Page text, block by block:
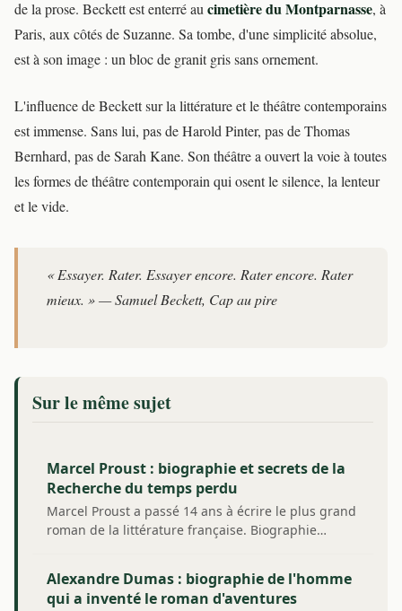
de la prose. Beckett est enterré aucimetière du Montparnasse, à
Paris, aux côtés de Suzanne. Sa tombe, d'une simplicité absolue,
est à son image : un bloc de granit gris sans ornement.
L'influence de Beckett sur la littérature et le théâtre contemporains
est immense. Sans lui, pas de Harold Pinter, pas de Thomas
Bernhard, pas de Sarah Kane. Son théâtre a ouvert la voie à toutes
les formes de théâtre contemporain qui osent le silence, la lenteur
et le vide.
« Essayer. Rater. Essayer encore. Rater encore. Rater
mieux. » — Samuel Beckett, Cap au pire
Sur le même sujet
Marcel Proust : biographie et secrets de la
Recherche du temps perdu
Marcel Proust a passé 14 ans à écrire le plus grand
roman de la littérature française. Biographie…
Alexandre Dumas : biographie de l'homme
qui a inventé le roman d'aventures